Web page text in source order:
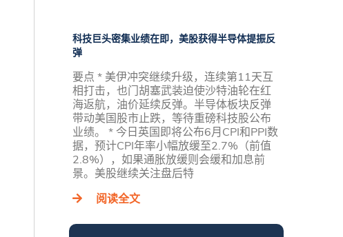
科技巨头密集业绩在即，美股获得半导体提振反
弹
要点 * 美伊冲突继续升级，连续第11天互
相打击，也门胡塞武装迫使沙特油轮在红
海返航，油价延续反弹。半导体板块反弹
带动美国股市止跌，等待重磅科技股公布
业绩。 * 今日英国即将公布6月CPI和PPI数
据，预计CPI年率小幅放缓至2.7%（前值
2.8%），如果通胀放缓则会缓和加息前
景。美股继续关注盘后特
阅读全文